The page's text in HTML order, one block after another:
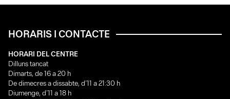
HORARIS I CONTACTE
HORARI DEL CENTRE
Dilluns tancat
Dimarts, de 16 a 20 h
De dimecres a dissabte, d’11 a 21:30 h
Diumenge, d’11 a 18 h